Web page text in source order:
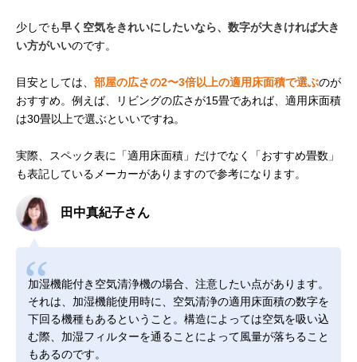
少しでも早く空気をきれいにしたいなら、数字が大きければ大き
い方がいいのです。
目安としては、 部屋の広さの2〜3倍以上の適用床面積で選ぶのが
おすすめ。例えば、リビングの広さが15畳であれば、適用床面積
は30畳以上で選ぶといいですね。
実際、スペック表に「適用床面積」だけでなく「おすすめ畳数」
も表記しているメーカーがありますので参考になります。
田中真紀子さん
加湿機能付き空気清浄機の場合、注意したい点があります。
それは、加湿機能使用時に、空気清浄の適用床面積の数字を
下回る機種もあるということ。構造によっては空気を吸い込
む際、加湿フィルターを通ることによって風量が落ちること
もあるのです。